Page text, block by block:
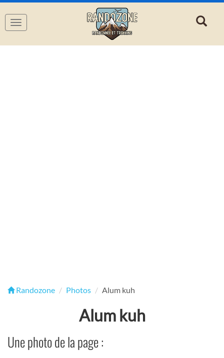
Navigation
Randozone Photos Alum kuh
Alum kuh
Une photo de la page :